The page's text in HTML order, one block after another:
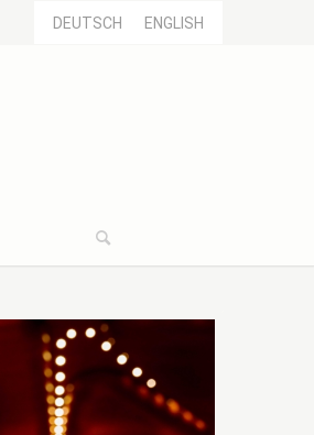
DEUTSCH ENGLISH